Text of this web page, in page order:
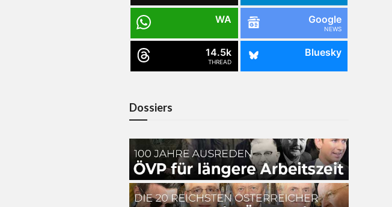
WA Google
NEWS
14.5k
THREAD
Bluesky
Dossiers